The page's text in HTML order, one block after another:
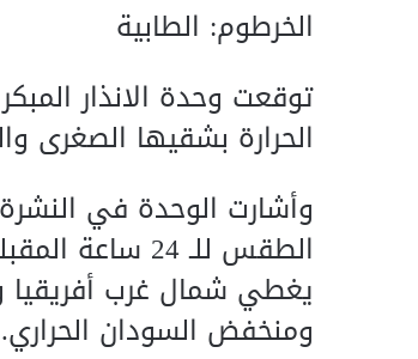
الخرطوم: الطابية
توقعت وحدة الانذار
الحرارة بشقيها الصغرى
وأشارت الوحدة في
الطقس للـ
يغطي شمال غرب أفريقيا
ومنخفض السودان الحراري.